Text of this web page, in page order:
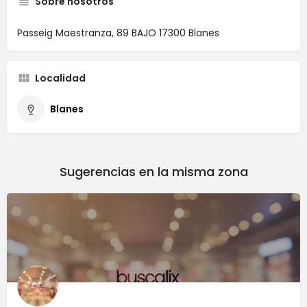
Passeig Maestranza, 89 BAJO 17300 Blanes
Localidad
Blanes
Sugerencias en la misma zona